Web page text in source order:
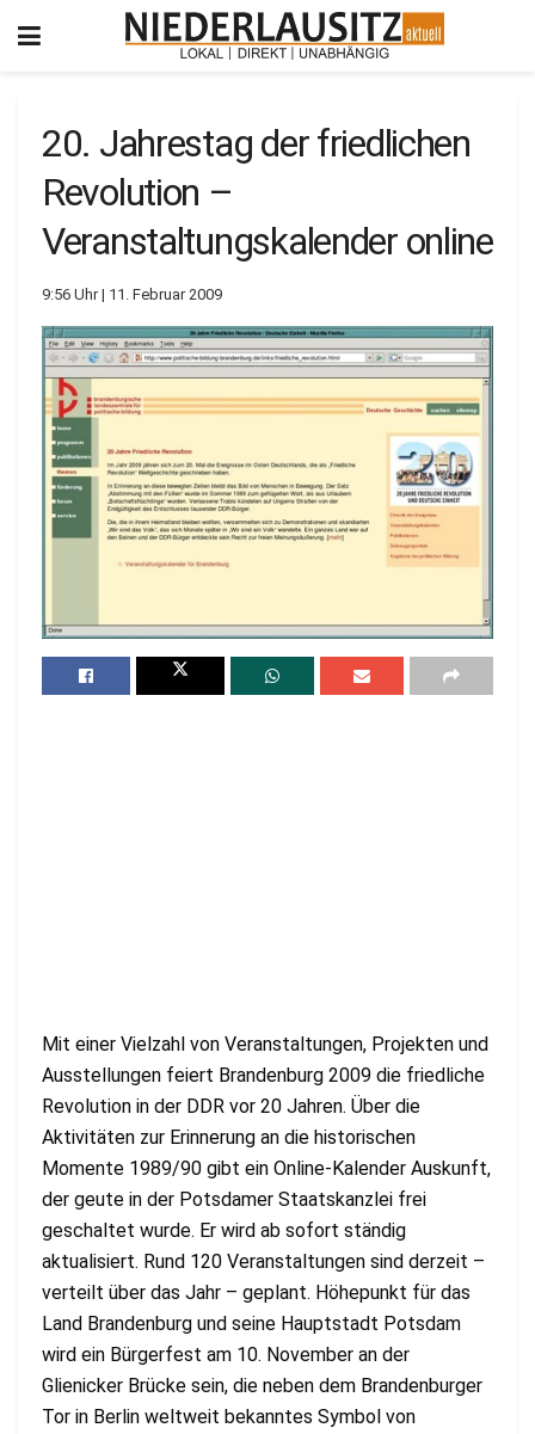
20. Jahrestag der friedlichen
Revolution –
Veranstaltungskalender online
9:56 Uhr | 11. Februar 2009
Mit einer Vielzahl von Veranstaltungen, Projekten und
Ausstellungen feiert Brandenburg 2009 die friedliche
Revolution in der DDR vor 20 Jahren. Über die
Aktivitäten zur Erinnerung an die historischen
Momente 1989/90 gibt ein Online-Kalender Auskunft,
der geute in der Potsdamer Staatskanzlei frei
geschaltet wurde. Er wird ab sofort ständig
aktualisiert. Rund 120 Veranstaltungen sind derzeit –
verteilt über das Jahr – geplant. Höhepunkt für das
Land Brandenburg und seine Hauptstadt Potsdam
wird ein Bürgerfest am 10. November an der
Glienicker Brücke sein, die neben dem Brandenburger
Tor in Berlin weltweit bekanntes Symbol von